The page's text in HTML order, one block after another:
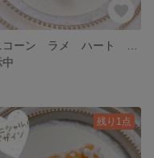
中
残り1点